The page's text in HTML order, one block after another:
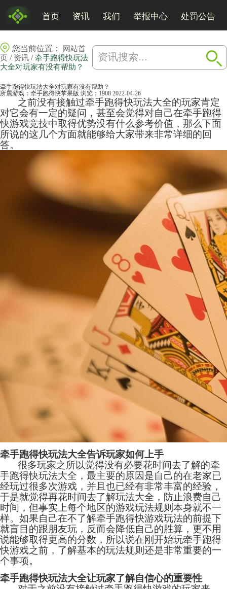
首页 资讯 我们 举报中心 处罚公告
您当前位置：
网站首
页 / 资讯 /牵手跑得快玩法
大全对玩家有没有帮助？
牵手跑得快玩法大全对玩家有没有帮助？
所属游戏： 牵手跑得快苹果版 浏览：1908 2022-04-26
之前没有接触过牵手跑得快玩法大全的玩家肯定
对它会有一定的疑问，甚至会觉得对自己在牵手跑得
快游戏竞技中取得优势没有什么参考价值，那么下面
所说的这几个方面就能够给大家带来非常详细的回
答。
牵手跑得快玩法大全告诉玩家如何上手
很多玩家之所以觉得没有必要花时间去了解的牵
手跑得快玩法大全，最主要的原因是自己的在老家已
经玩过很多次游戏，并且也已经有非常丰富的经验，
于是就觉得再花时间去了解玩法大全，防止浪费自己
时间，但事实上每个地区的游戏玩法规则本身就不一
样。如果自己在不了解牵手跑得快游戏玩法的前提下
就盲目的跟朋友玩，反而会降低自己的胜算，更不用
说能够取得更高的分数，所以说在刚开始玩牵手跑得
快游戏之前，了解基本的玩法规则还是非常重要的一
个事项。
牵手跑得快玩法大全让玩家了解自信心的重要性